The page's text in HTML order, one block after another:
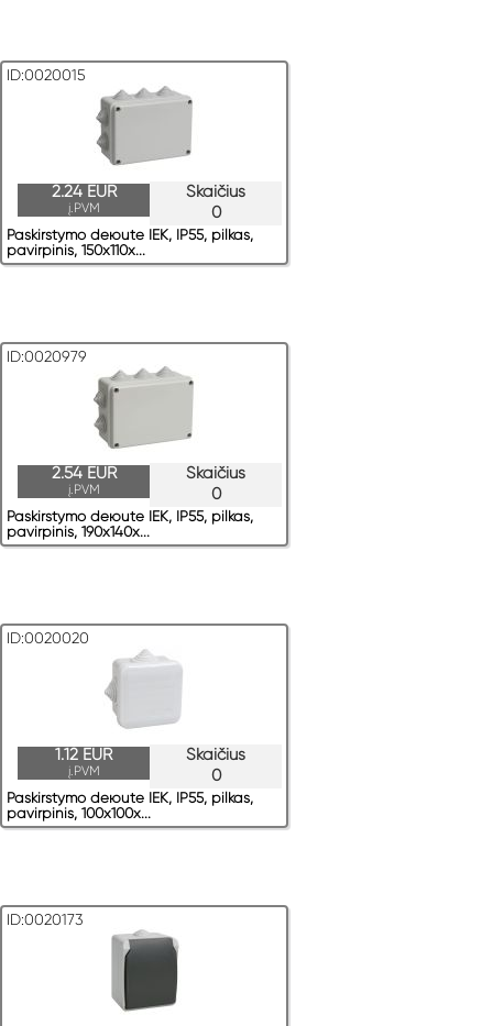
ID:0020015
Skaičius
0
2.24 EUR
į.PVM
Paskirstymo deюute IEK, IP55, pilkas,
pavirрinis, 150x110x...
ID:0020979
Skaičius
0
2.54 EUR
į.PVM
Paskirstymo deюute IEK, IP55, pilkas,
pavirрinis, 190x140x...
ID:0020020
Skaičius
0
1.12 EUR
į.PVM
Paskirstymo deюute IEK, IP55, pilkas,
pavirрinis, 100x100x...
ID:0020173